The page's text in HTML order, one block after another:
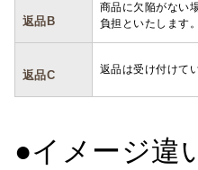
返品B
商品に欠陥がない
負担といたします。
返品C 返品は受け付けて
●イメージ